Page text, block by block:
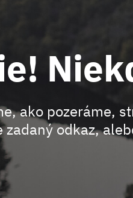
ako pozeráme,
zadaný odkaz,